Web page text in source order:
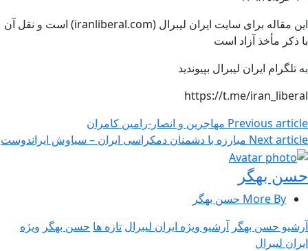
این مقاله برای سایت ایران لیبرال (iranliberal.com) است و نقل آن
با ذکر مأخذ آزاد است
به تلگرام ایران لیبرال بپیوندید
https://t.me/iran_liberal
Previous article مهاجرین و انصار-رامین کامران
Next article مبارزه با دشمنان دمکراسی ایران – سیاوش ایراندوست
حسن بهگر
More By حسن بهگر
آرشیو حسن بهگر آرشیو ویژه ایران لیبرال تازه ها حسن بهگر ویژه
ایران لیبرال